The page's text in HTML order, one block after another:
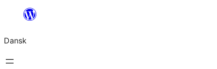
Spring
indhold
Dansk